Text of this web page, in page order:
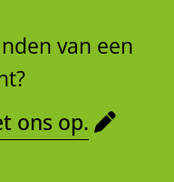
van een
ons op.